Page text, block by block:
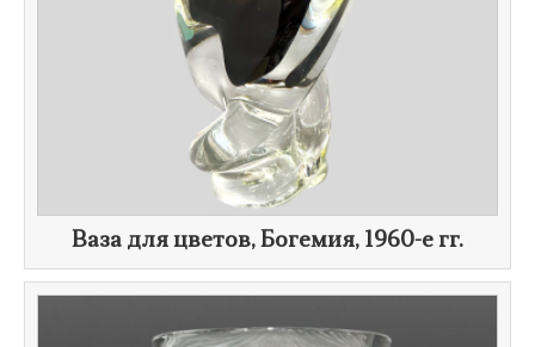
​Ваза для цветов, Богемия, 1960-е гг.